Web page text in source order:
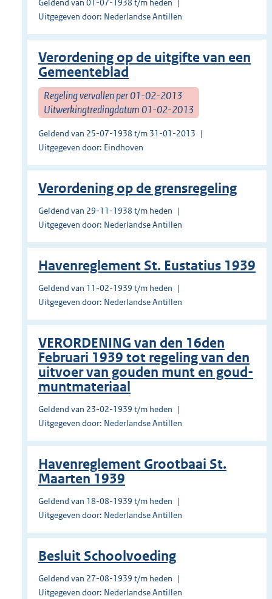
Geldend van 01-07-1938 t/m heden
Uitgegeven door: Nederlandse Antillen
Verordening op de uitgifte van een
Gemeenteblad
Regeling vervallen per 01-02-2013
Uitwerkingtredingdatum 01-02-2013
Geldend van 25-07-1938 t/m 31-01-2013
Uitgegeven door: Eindhoven
Verordening op de grensregeling
Geldend van 29-11-1938 t/m heden
Uitgegeven door: Nederlandse Antillen
Havenreglement St. Eustatius 1939
Geldend van 11-02-1939 t/m heden
Uitgegeven door: Nederlandse Antillen
VERORDENING van den 16den
Februari 1939 tot regeling van den
uitvoer van gouden munt en goud-
muntmateriaal
Geldend van 23-02-1939 t/m heden
Uitgegeven door: Nederlandse Antillen
Havenreglement Grootbaai St.
Maarten 1939
Geldend van 18-08-1939 t/m heden
Uitgegeven door: Nederlandse Antillen
Besluit Schoolvoeding
Geldend van 27-08-1939 t/m heden
Uitgegeven door: Nederlandse Antillen